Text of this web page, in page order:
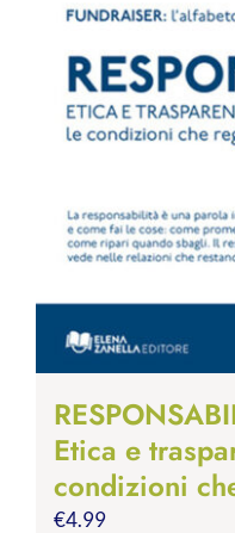
Etica e
condizioni
€4.99